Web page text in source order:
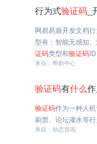
行为式验证码
网易易盾开发文档
型有：智能无感知
证码类型和验证码
来自：帮助中心
验证码有什么
验证码作为一种人
刷票、论坛灌水等
来自：动态资讯